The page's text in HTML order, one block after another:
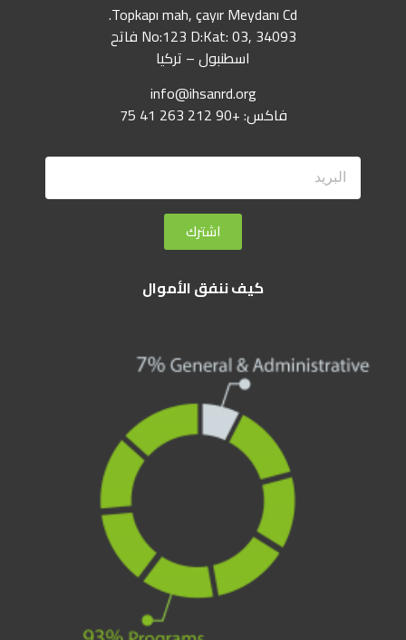
Topkapı mah, çayır Meydanı Cd.
No:123 D:Kat: 03, 34093 فاتح
اسطنبول – تركيا
info@ihsanrd.org
فاكس: +90 212 263 41 75
اشترك
كيف ننفق الأموال